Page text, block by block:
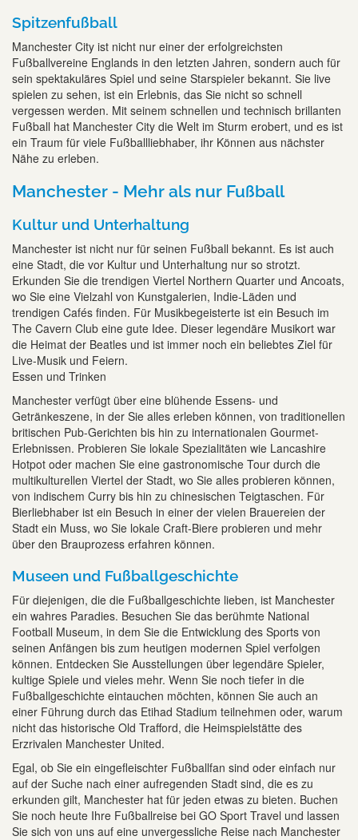
Spitzenfußball
Manchester City ist nicht nur einer der erfolgreichsten
Fußballvereine Englands in den letzten Jahren, sondern auch für
sein spektakuläres Spiel und seine Starspieler bekannt. Sie live
spielen zu sehen, ist ein Erlebnis, das Sie nicht so schnell
vergessen werden. Mit seinem schnellen und technisch brillanten
Fußball hat Manchester City die Welt im Sturm erobert, und es ist
ein Traum für viele Fußballliebhaber, ihr Können aus nächster
Nähe zu erleben.
Manchester - Mehr als nur Fußball
Kultur und Unterhaltung
Manchester ist nicht nur für seinen Fußball bekannt. Es ist auch
eine Stadt, die vor Kultur und Unterhaltung nur so strotzt.
Erkunden Sie die trendigen Viertel Northern Quarter und Ancoats,
wo Sie eine Vielzahl von Kunstgalerien, Indie-Läden und
trendigen Cafés finden. Für Musikbegeisterte ist ein Besuch im
The Cavern Club eine gute Idee. Dieser legendäre Musikort war
die Heimat der Beatles und ist immer noch ein beliebtes Ziel für
Live-Musik und Feiern.
Essen und Trinken
Manchester verfügt über eine blühende Essens- und
Getränkeszene, in der Sie alles erleben können, von traditionellen
britischen Pub-Gerichten bis hin zu internationalen Gourmet-
Erlebnissen. Probieren Sie lokale Spezialitäten wie Lancashire
Hotpot oder machen Sie eine gastronomische Tour durch die
multikulturellen Viertel der Stadt, wo Sie alles probieren können,
von indischem Curry bis hin zu chinesischen Teigtaschen. Für
Bierliebhaber ist ein Besuch in einer der vielen Brauereien der
Stadt ein Muss, wo Sie lokale Craft-Biere probieren und mehr
über den Brauprozess erfahren können.
Museen und Fußballgeschichte
Für diejenigen, die die Fußballgeschichte lieben, ist Manchester
ein wahres Paradies. Besuchen Sie das berühmte National
Football Museum, in dem Sie die Entwicklung des Sports von
seinen Anfängen bis zum heutigen modernen Spiel verfolgen
können. Entdecken Sie Ausstellungen über legendäre Spieler,
kultige Spiele und vieles mehr. Wenn Sie noch tiefer in die
Fußballgeschichte eintauchen möchten, können Sie auch an
einer Führung durch das Etihad Stadium teilnehmen oder, warum
nicht das historische Old Trafford, die Heimspielstätte des
Erzrivalen Manchester United.
Egal, ob Sie ein eingefleischter Fußballfan sind oder einfach nur
auf der Suche nach einer aufregenden Stadt sind, die es zu
erkunden gilt, Manchester hat für jeden etwas zu bieten. Buchen
Sie noch heute Ihre Fußballreise bei GO Sport Travel und lassen
Sie sich von uns auf eine unvergessliche Reise nach Manchester